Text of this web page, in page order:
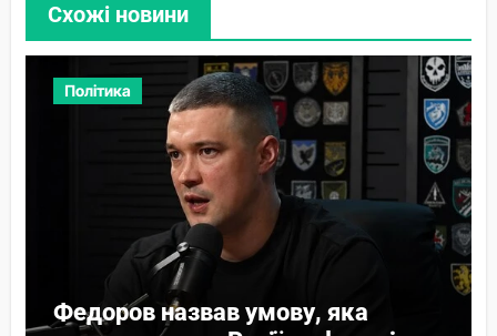
Схожі новини
Політика
Федоров назвав умову, яка